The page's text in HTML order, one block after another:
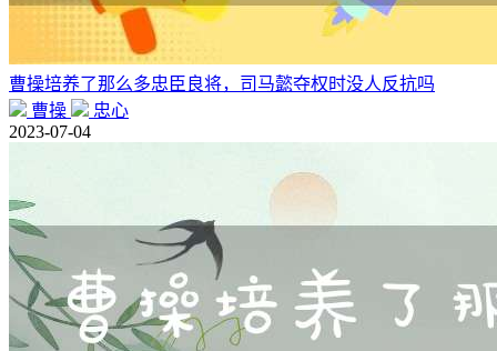
曹操培养了那么多忠臣良将，司马懿夺权时没人反抗吗
曹操
忠心
2023-07-04